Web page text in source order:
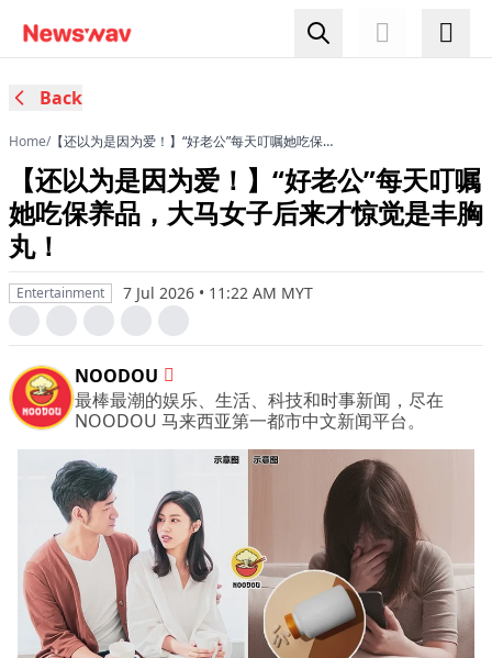
Back
Home/【还以为是因为爱！】“好老公”每天叮嘱她吃保养
【还以为是因为爱！】“好老公”每天叮嘱
她吃保养品，大马女子后来才惊觉是丰胸
丸！
Entertainment 7 Jul 2026 • 11:22 AM MYT
NOODOU
最棒最潮的娱乐、生活、科技和时事新闻，尽在
NOODOU 马来西亚第一都市中文新闻平台。